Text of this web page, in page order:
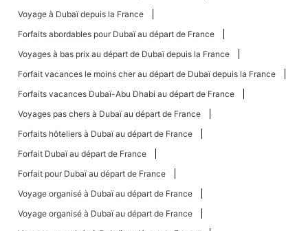
Voyage à Dubaï depuis la France
Forfaits abordables pour Dubaï au départ de France
Voyages à bas prix au départ de Dubaï depuis la France
Forfait vacances le moins cher au départ de Dubaï depuis la France
Forfaits vacances Dubaï-Abu Dhabi au départ de France
Voyages pas chers à Dubaï au départ de France
Forfaits hôteliers à Dubaï au départ de France
Forfait Dubaï au départ de France
Forfait pour Dubaï au départ de France
Voyage organisé à Dubaï au départ de France
Voyage organisé à Dubaï au départ de France